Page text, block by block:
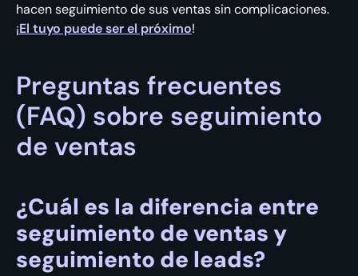
hacen seguimiento de sus ventas sin complicaciones.
¡El tuyo puede ser el próximo!
Preguntas frecuentes
(FAQ) sobre seguimiento
de ventas
¿Cuál es la diferencia entre
seguimiento de ventas y
seguimiento de leads?